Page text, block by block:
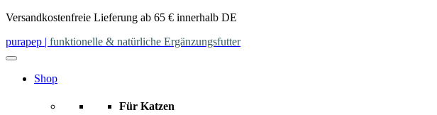
Skip
content
Versandkostenfreie Lieferung ab 65 € innerhalb DE
purapep | funktionelle & natürliche Ergänzungsfutter
Shop
Für Katzen